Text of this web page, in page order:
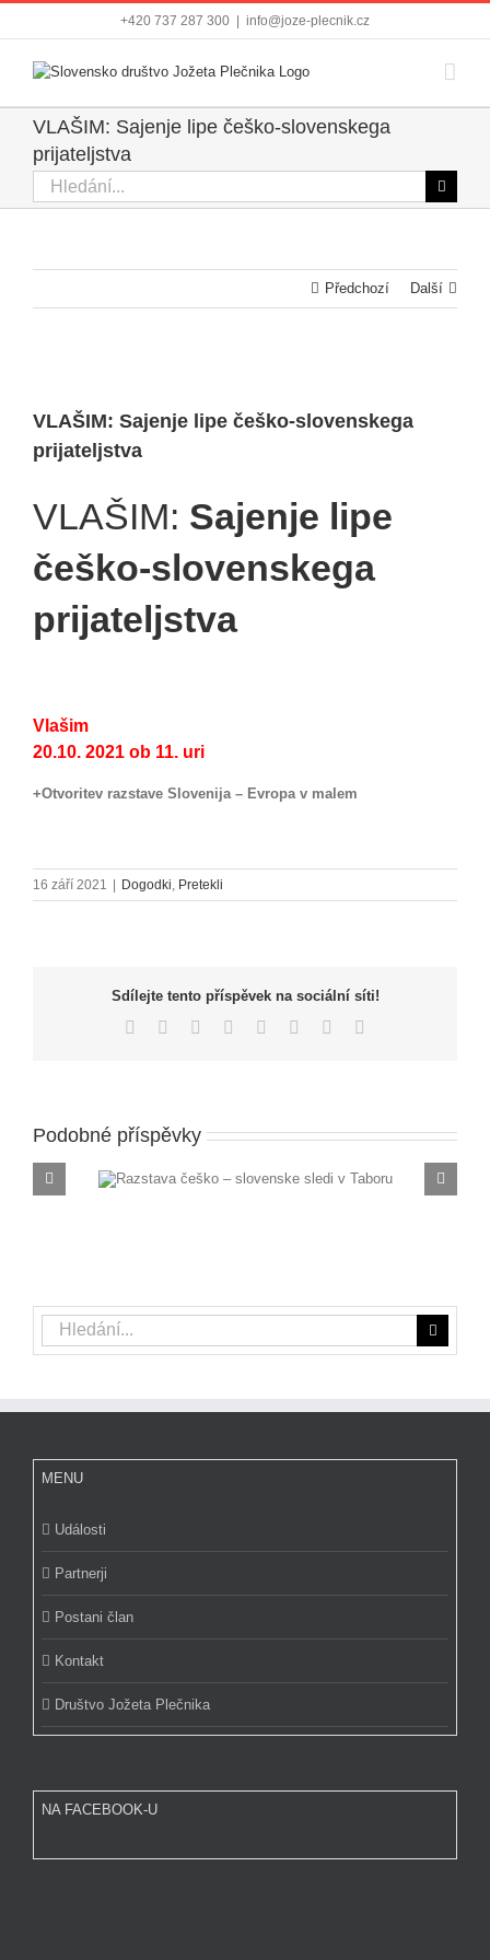
+420 737 287 300 info@joze-plecnik.cz
VLAŠIM: Sajenje lipe češko-slovenskega
prijateljstva
Hledat:
Předchozí Další
obrázek
VLAŠIM: Sajenje lipe češko-slovenskega
prijateljstva
VLAŠIM: Sajenje lipe
češko-slovenskega
prijateljstva
Vlašim
20.10. 2021 ob 11. uri
+Otvoritev razstave Slovenija – Evropa v malem
16 září 2021 Dogodki, Pretekli
Sdílejte tento příspěvek na sociální síti!
Facebook Reddit LinkedIn
TumblrPinterest
Podobné příspěvky
sledi v
Razstava Slovenija,
Hledat:
MENU
Události
Partnerji
Postani član
Kontakt
Društvo Jožeta Plečnika
NA FACEBOOK-U